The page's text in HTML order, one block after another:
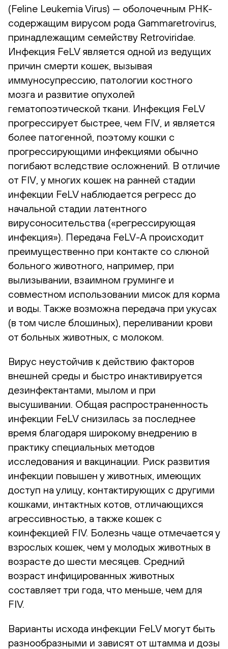
(Feline Leukemia Virus) — оболочечным РНК-
содержащим вирусом рода Gammaretrovirus,
принадлежащим семейству Retroviridae.
Инфекция FeLV является одной из ведущих
причин смерти кошек, вызывая
иммуносупрессию, патологии костного
мозга и развитие опухолей
гематопоэтической ткани. Инфекция FeLV
прогрессирует быстрее, чем FIV, и является
более патогенной, поэтому кошки с
прогрессирующими инфекциями обычно
погибают вследствие осложнений. В отличие
от FIV, у многих кошек на ранней стадии
инфекции FeLV наблюдается регресс до
начальной стадии латентного
вирусоносительства («регрессирующая
инфекция»). Передача FeLV-A происходит
преимущественно при контакте со слюной
больного животного, например, при
вылизывании, взаимном груминге и
совместном использовании мисок для корма
и воды. Также возможна передача при укусах
(в том числе блошиных), переливании крови
от больных животных, с молоком.
Вирус неустойчив к действию факторов
внешней среды и быстро инактивируется
дезинфектантами, мылом и при
высушивании. Общая распространенность
инфекции FeLV снизилась за последнее
время благодаря широкому внедрению в
практику специальных методов
исследования и вакцинации. Риск развития
инфекции повышен у животных, имеющих
доступ на улицу, контактирующих с другими
кошками, интактных котов, отличающихся
агрессивностью, а также кошек с
коинфекцией FIV. Болезнь чаще отмечается у
взрослых кошек, чем у молодых животных в
возрасте до шести месяцев. Средний
возраст инфицированных животных
составляет три года, что меньше, чем для
FIV.
Варианты исхода инфекции FeLV могут быть
разнообразными и зависят от штамма и дозы